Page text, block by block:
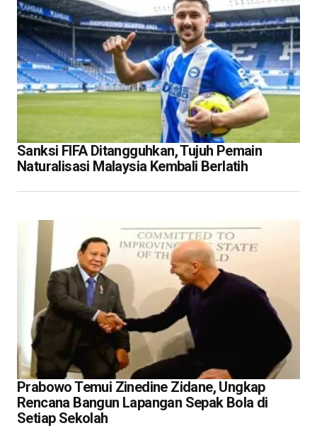
Sanksi FIFA Ditangguhkan, Tujuh Pemain
Naturalisasi Malaysia Kembali Berlatih
Prabowo Temui Zinedine Zidane, Ungkap
Rencana Bangun Lapangan Sepak Bola di
Setiap Sekolah